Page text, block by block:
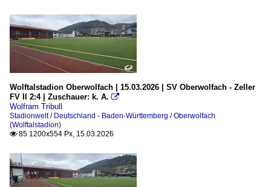
Wolftalstadion Oberwolfach | 15.03.2026 | SV Oberwolfach - Zeller
FV II 2:4 | Zuschauer: k. A. 
Wolfram Tribull
Stadionwelt / Deutschland - Baden-Württemberg / Oberwolfach
(Wolftalstadion)
 85 1200x554 Px, 15.03.2026